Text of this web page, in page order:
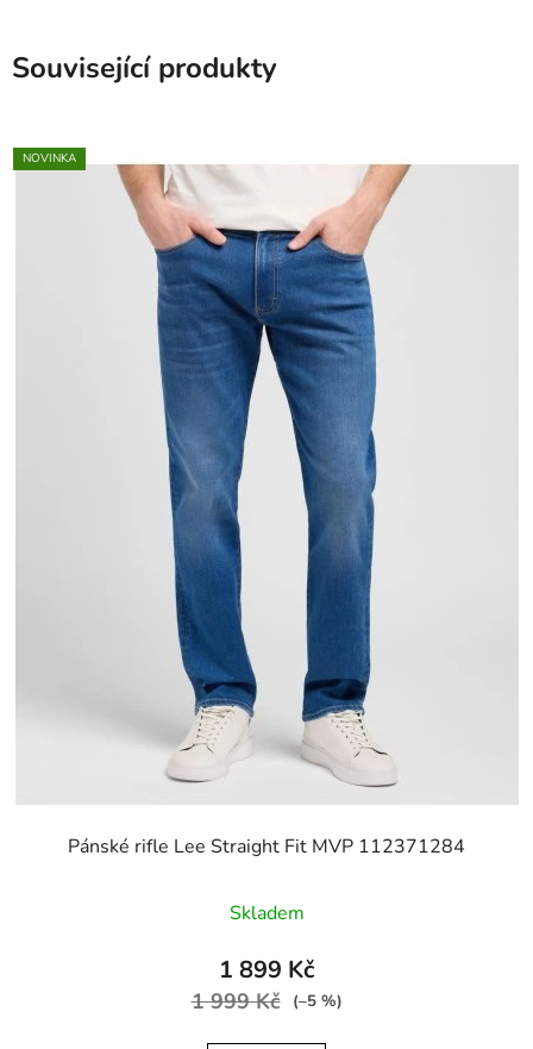
Související produkty
NOVINKA
Pánské rifle Lee Straight Fit MVP 112371284
Skladem
1 899 Kč
1 999 Kč (–5 %)